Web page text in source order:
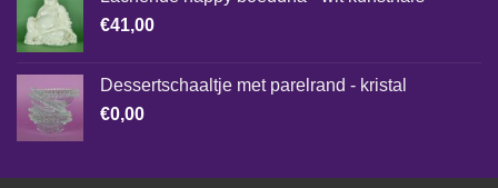
€41,00
Dessertschaaltje met parelrand - kristal
€0,00